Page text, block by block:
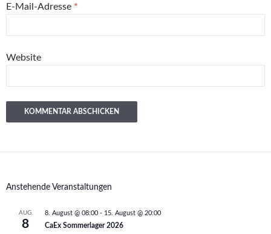
E-Mail-Adresse *
Website
Anstehende Veranstaltungen
AUG.
8
8. August @ 08:00 - 15. August @ 20:00
CaEx Sommerlager 2026